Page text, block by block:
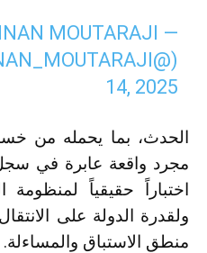
(@KINAN_MOUTARAJI)
14, 2025
الحدث، بما يحمله من
مجرد واقعة عابرة في
اختباراً حقيقياً لمنظومة
ولقدرة الدولة على
منطق الاستباق والمساءلة.